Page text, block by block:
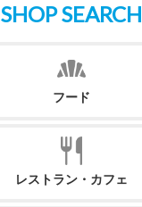
SHOP SEARCH
フード
レストラン・カフェ